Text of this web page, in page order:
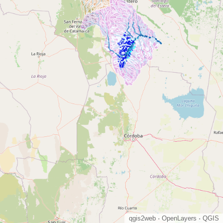
qgis2web· OpenLayers · QGIS